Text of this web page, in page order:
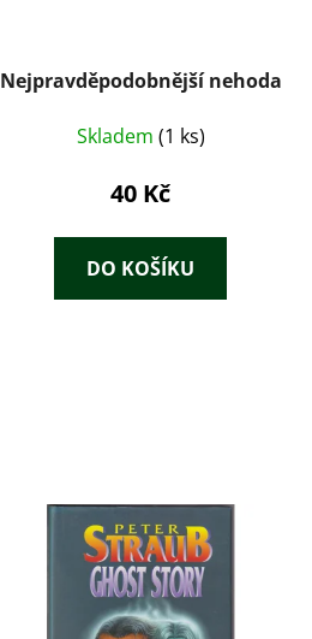
Nejpravděpodobnější nehoda
Skladem (1 ks)
40 Kč
DO KOŠÍKU